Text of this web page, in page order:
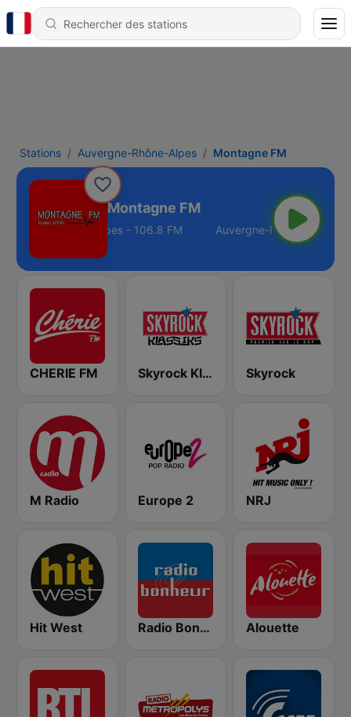
Stations Auvergne-Rhône-Alpes Montagne FM
Montagne FM
Auvergne-Rhône-Alpes - 106.8 FM
CHERIE FM Skyrock Klassiks Skyrock
M Radio Europe 2 NRJ
Hit West Radio Bonheur Alouette